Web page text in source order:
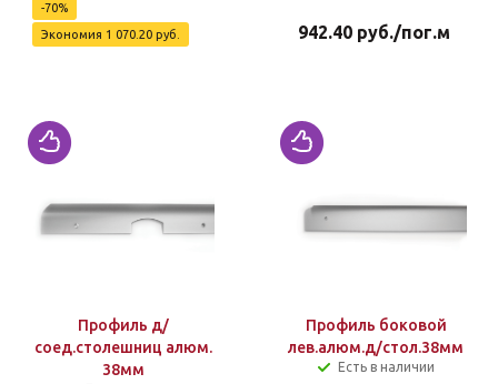
-70%
Экономия 1 070.20 руб. 942.40руб./пог.м
Профиль д/
соед.столешниц алюм.
38мм
Профиль боковой
лев.алюм.д/стол.38мм
Есть в наличии